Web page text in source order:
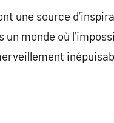
une source
monde où